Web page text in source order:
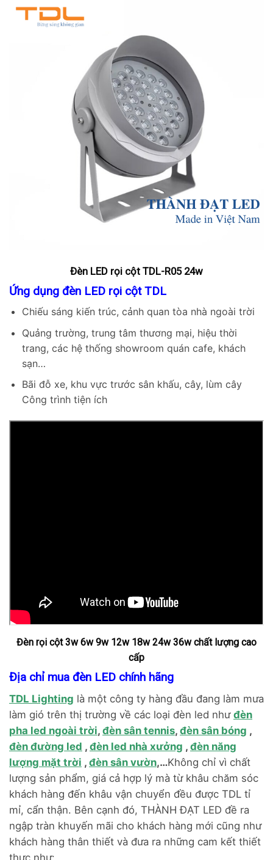
Skip
to
content
Đèn LED rọi cột TDL-R05 24w
Ứng dụng đèn LED rọi cột TDL
Chiếu sáng kiến trúc, cảnh quan tòa nhà ngoài trời
Quảng trường, trung tâm thương mại, hiệu thời
trang, các hệ thống showroom quán cafe, khách
sạn…
Bãi đỗ xe, khu vực trước sân khấu, cây, lùm cây
Công trình tiện ích
Đèn rọi cột 3w 6w 9w 12w 18w 24w 36w chất lượng cao
cấp
Địa chỉ mua đèn LED chính hãng
TDL Lighting là một công ty hàng đầu đang làm mưa
làm gió trên thị trường về các loại đèn led như đèn
pha led ngoài trời, đèn sân tennis, đèn sân bóng ,
đèn đường led , đèn led nhà xưởng , đèn năng
lượng mặt trời , đèn sân vườn,…Không chỉ vì chất
lượng sản phẩm, giá cả hợp lý mà từ khâu chăm sóc
khách hàng đến khâu vận chuyển đều được TDL tỉ
mỉ, cẩn thận. Bên cạnh đó, THÀNH ĐẠT LED đề ra
ngập tràn khuyến mãi cho khách hàng mới cũng như
khách hàng thân thiết và đưa ra những cam kết thiết
thực như: